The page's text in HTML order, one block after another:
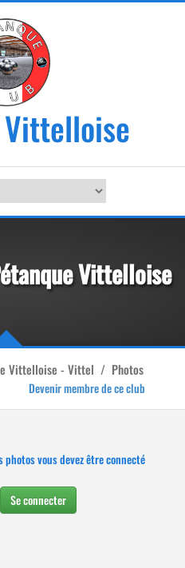
Vittelloise
Vittelloise - Vittel / Photos
Devenir membre de ce club
vous devez être connecté
Se connecter